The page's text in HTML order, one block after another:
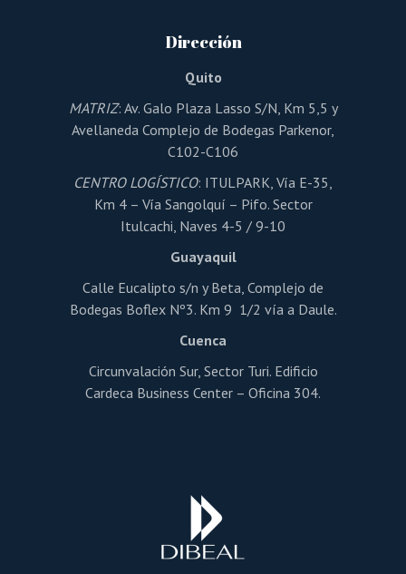
elegir
la
página
de
producto
Dirección
Quito
MATRIZ: Av. Galo Plaza Lasso S/N, Km 5,5 y
Avellaneda Complejo de Bodegas Parkenor,
C102-C106
CENTRO LOGÍSTICO: ITULPARK, Vía E-35,
Km 4 – Vía Sangolquí – Pifo. Sector
Itulcachi, Naves 4-5 / 9-10
Guayaquil
Calle Eucalipto s/n y Beta, Complejo de
Bodegas Boflex Nº3. Km 9 1/2 vía a Daule.
Cuenca
Circunvalación Sur, Sector Turi. Edificio
Cardeca Business Center – Oficina 304.